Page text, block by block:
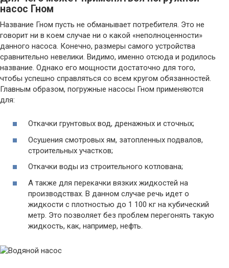
насос Гном
Название Гном пусть не обманывает потребителя. Это не
говорит ни в коем случае ни о какой «неполноценности»
данного насоса. Конечно, размеры самого устройства
сравнительно невелики. Видимо, именно отсюда и родилось
название. Однако его мощности достаточно для того,
чтобы успешно справляться со всем кругом обязанностей.
Главным образом, погружные насосы Гном применяются
для:
Откачки грунтовых вод, дренажных и сточных;
Осушения смотровых ям, затопленных подвалов,
строительных участков;
Откачки воды из строительного котлована;
А также для перекачки вязких жидкостей на
производствах. В данном случае речь идет о
жидкости с плотностью до 1 100 кг на кубический
метр. Это позволяет без проблем перегонять такую
жидкость, как, например, нефть.